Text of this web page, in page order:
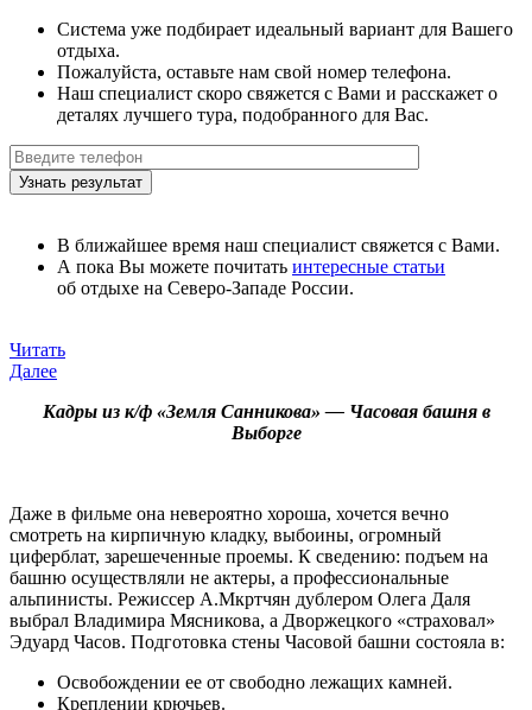
Система уже подбирает идеальный вариант для Вашего
отдыха.
Пожалуйста, оставьте нам свой номер телефона.
Наш специалист скоро свяжется с Вами и расскажет о
деталях лучшего тура, подобранного для Вас.
В ближайшее время наш специалист свяжется с Вами.
А пока Вы можете почитать интересные статьи
об отдыхе на Северо-Западе России.
Читать
Далее
Кадры из к/ф «Земля Санникова» — Часовая башня в
Выборге
Даже в фильме она невероятно хороша, хочется вечно
смотреть на кирпичную кладку, выбоины, огромный
циферблат, зарешеченные проемы. К сведению: подъем на
башню осуществляли не актеры, а профессиональные
альпинисты. Режиссер А.Мкртчян дублером Олега Даля
выбрал Владимира Мясникова, а Дворжецкого «страховал»
Эдуард Часов. Подготовка стены Часовой башни состояла в:
Освобождении ее от свободно лежащих камней.
Креплении крючьев.